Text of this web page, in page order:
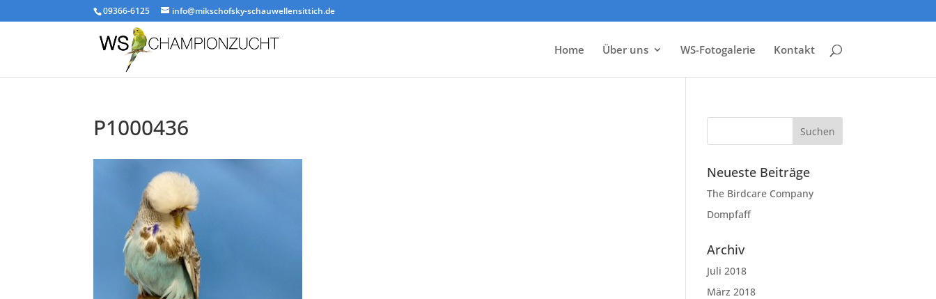
09366-6125 info@mikschofsky-schauwellensittich.de
Home Über uns WS-Fotogalerie Kontakt
P1000436
Neueste Beiträge
The Birdcare Company
Dompfaff
Archiv
Juli 2018
März 2018